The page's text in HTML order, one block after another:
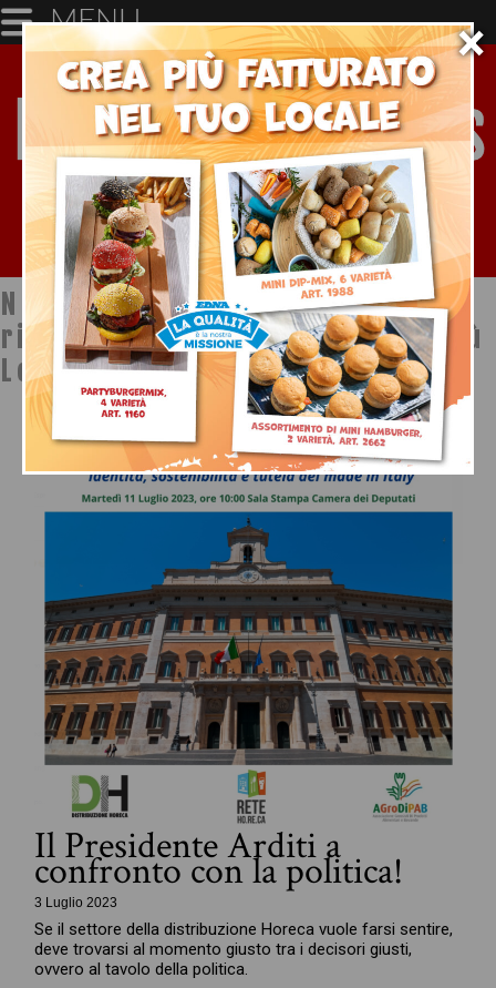
×
MENU
Notizie dal mondo della
ristorazione a cura di Ristopiù
Lombardia SpA
Il Presidente Arditi a
confronto con la politica!
3 Luglio 2023
Se il settore della distribuzione Horeca vuole farsi sentire,
deve trovarsi al momento giusto tra i decisori giusti,
ovvero al tavolo della politica.